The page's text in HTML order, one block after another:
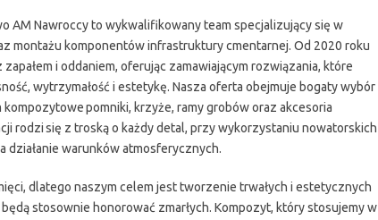
AM Nawroccy to wykwalifikowany team specjalizujący się w
montażu komponentów infrastruktury cmentarnej. Od 2020 roku
i oddaniem, oferując zamawiającym rozwiązania, które
wytrzymałość i estetykę. Nasza oferta obejmuje bogaty wybór
pomniki, krzyże, ramy grobów oraz akcesoria
rodzi się z troską o każdy detal, przy wykorzystaniu nowatorskich
działanie warunków atmosferycznych.
dlatego naszym celem jest tworzenie trwałych i estetycznych
stosownie honorować zmarłych. Kompozyt, który stosujemy w